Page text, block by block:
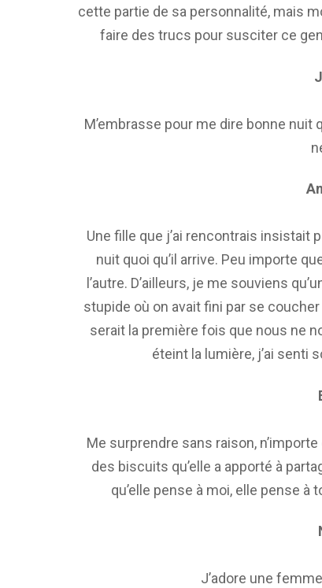
cette partie de sa personnalité, mais
faire des trucs pour susciter ce
M’embrasse pour me dire bonne
Une fille que j’ai rencontrais insistait
nuit quoi qu’il arrive. Peu importe
l’autre. D’ailleurs, je me souviens
stupide où on avait fini par se
serait la première fois que nous ne
éteint la lumière, j’ai senti
Me surprendre sans raison,
des biscuits qu’elle a apporté à
qu’elle pense à moi, elle pense à
J’adore une